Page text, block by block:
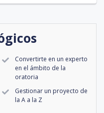
Convertirte en un experto
en el ámbito de la
oratoria
Gestionar un proyecto de
la A a la Z